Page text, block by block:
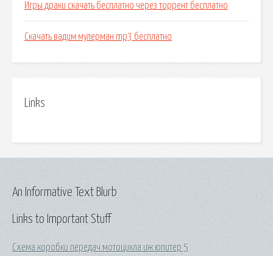
Игры драки скачать бесплатно через торрент бесплатно
Скачать вадим мулерман mp3 бесплатно
Links
Links to Important Stuff
Схема коробки передач мотоцикла иж юпитер 5
An Informative Text Blurb